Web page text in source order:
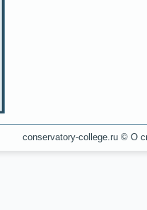
conservatory-college.ru © О